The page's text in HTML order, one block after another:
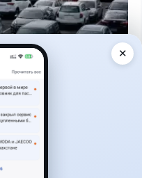
✕